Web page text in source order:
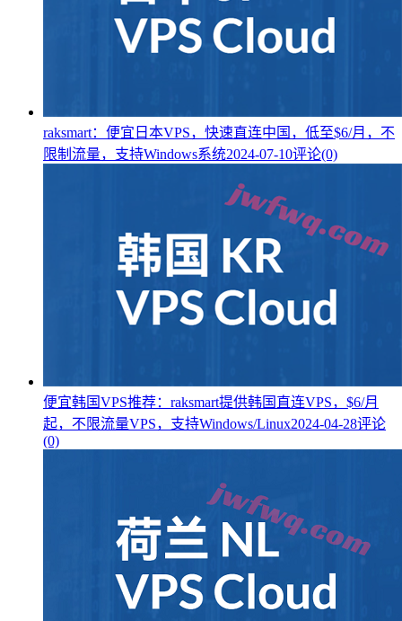
raksmart：便宜日本VPS，快速直连中国，低至$6/月，不
限制流量，支持Windows系统2024-07-10评论(0)
便宜韩国VPS推荐：raksmart提供韩国直连VPS，$6/月
起，不限流量VPS，支持Windows/Linux2024-04-28评论
(0)